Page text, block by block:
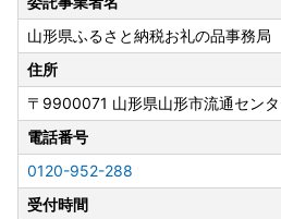
ただけます。
※公的個人認証アプリ「IAM」の詳
確認ください。
https://iam-jpki.jp/lp/onestop/
【重要】ヤマト運輸の荷物転送有
ヤマト運輸の規定変更により、
お荷物の送り状に記載されたご住
山形県ふるさと納税お礼の品事務局
住所
〒9900071 山形県山形市流通セン
電話番号
0120-952-288
受付時間